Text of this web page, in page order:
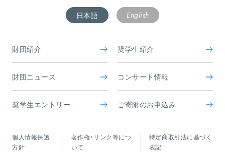
日本語 English
財団紹介 奨学生紹介
財団ニュース コンサート情報
奨学生エントリー ご寄附のお申込み
個人情報保護
方針
著作権・リンク等につ
いて
特定商取引法に基づく
表記